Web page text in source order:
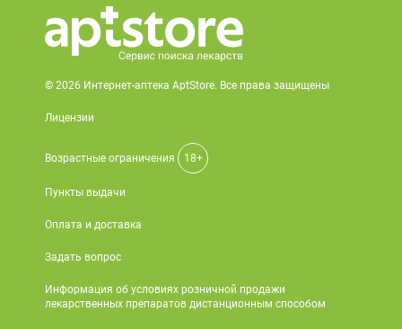
© 2026 Интернет-аптека AptStore. Все права защищены
Лицензии
Возрастные ограничения 18+
Пункты выдачи
Оплата и доставка
Задать вопрос
Информация об условиях розничной продажи
лекарственных препаратов дистанционным способом